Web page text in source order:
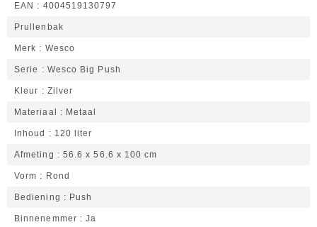
EAN 4004519130797
Prullenbak
Merk Wesco
Serie Wesco Big Push
Kleur Zilver
Materiaal Metaal
Inhoud 120 liter
Afmeting 56.6 x 56.6 x 100 cm
Vorm Rond
Bediening Push
Binnenemmer Ja